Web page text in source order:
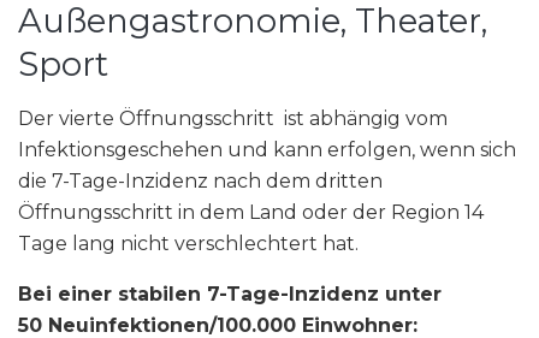
Außengastronomie, Theater,
Sport
Der vierte Öffnungsschritt ist abhängig vom
Infektionsgeschehen und kann erfolgen, wenn sich
die 7-Tage-Inzidenz nach dem dritten
Öffnungsschritt in dem Land oder der Region 14
Tage lang nicht verschlechtert hat.
Bei einer stabilen 7-Tage-Inzidenz unter
50 Neuinfektionen/100.000 Einwohner: